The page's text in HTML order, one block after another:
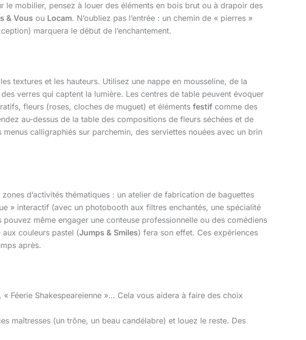
le mobilier, pensez à louer des éléments en bois brut ou à drapoir des
& Vous ou Locam. N’oubliez pas l’entrée : un chemin de « pierres »
marquera le début de l’enchantement.
textures et les hauteurs. Utilisez une nappe en mousseline, de la
verres qui captent la lumière. Les centres de table peuvent évoquer
fleurs (roses, cloches de muguet) et éléments festif comme des
au-dessus de la table des compositions de fleurs séchées et de
calligraphiés sur parchemin, des serviettes nouées avec un brin
d’activités thématiques : un atelier de fabrication de baguettes
» interactif (avec un photobooth aux filtres enchantés, une spécialité
même engager une conteuse professionnelle ou des comédiens
couleurs pastel (Jumps & Smiles) fera son effet. Ces expériences
après.
Féerie Shakespeareienne »… Cela vous aidera à faire des choix
maîtresses (un trône, un beau candélabre) et louez le reste. Des